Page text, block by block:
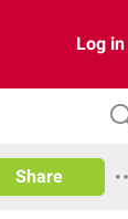
Log in
Share